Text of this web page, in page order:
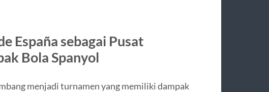
España sebagai Pusat
Bola Spanyol
menjadi turnamen yang memiliki dampak